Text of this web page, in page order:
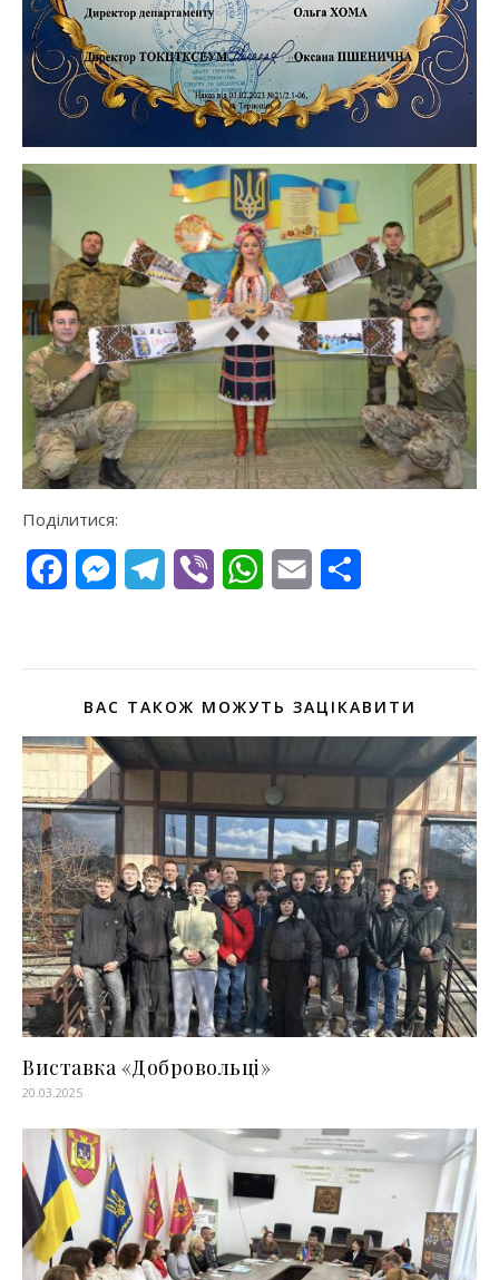
Поділитися:
FacebookMessengerTelegram
Viber WhatsApp
Email
ВАС ТАКОЖ МОЖУТЬ ЗАЦІКАВИТИ
Виставка «Добровольці»
20.03.2025